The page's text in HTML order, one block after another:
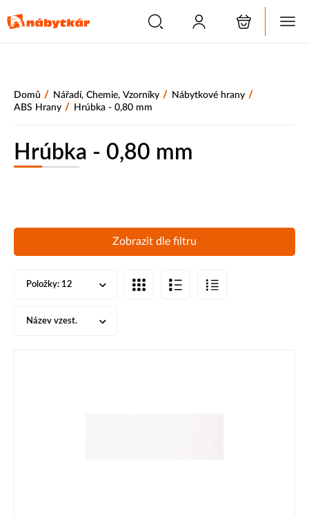
Domů / Nářadí, Chemie, Vzorníky / Nábytkové hrany /
ABS Hrany / Hrúbka - 0,80 mm
Hrúbka - 0,80 mm
Zobrazit dle filtru
Položky: 12
Název vzest.